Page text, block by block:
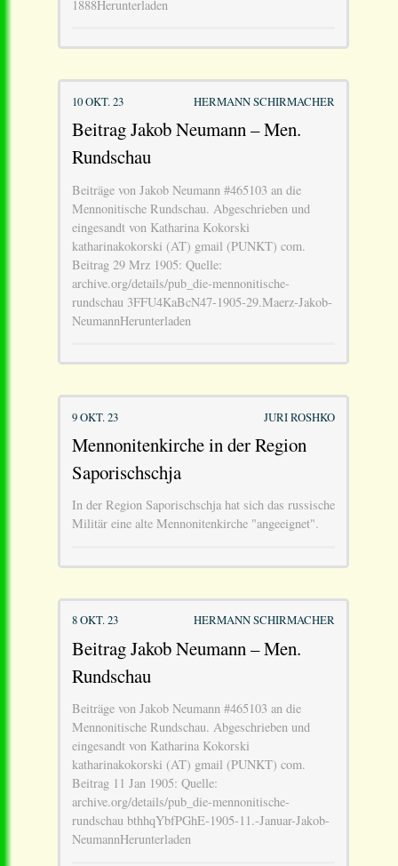
1888Herunterladen
10 OKT. 23 HERMANN SCHIRMACHER
Beitrag Jakob Neumann – Men.
Rundschau
Beiträge von Jakob Neumann #465103 an die
Mennonitische Rundschau. Abgeschrieben und
eingesandt von Katharina Kokorski
katharinakokorski (AT) gmail (PUNKT) com.
Beitrag 29 Mrz 1905: Quelle:
archive.org/details/pub_die-mennonitische-
rundschau 3FFU4KaBcN47-1905-29.Maerz-Jakob-
NeumannHerunterladen
9 OKT. 23 JURI ROSHKO
Mennonitenkirche in der Region
Saporischschja
In der Region Saporischschja hat sich das russische
Militär eine alte Mennonitenkirche "angeeignet".
8 OKT. 23 HERMANN SCHIRMACHER
Beitrag Jakob Neumann – Men.
Rundschau
Beiträge von Jakob Neumann #465103 an die
Mennonitische Rundschau. Abgeschrieben und
eingesandt von Katharina Kokorski
katharinakokorski (AT) gmail (PUNKT) com.
Beitrag 11 Jan 1905: Quelle:
archive.org/details/pub_die-mennonitische-
rundschau bthhqYbfPGhE-1905-11.-Januar-Jakob-
NeumannHerunterladen